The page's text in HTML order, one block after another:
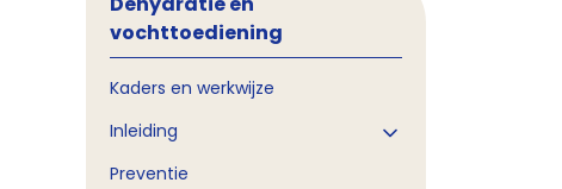
vochttoediening
Kaders en werkwijze
Inleiding
Preventie